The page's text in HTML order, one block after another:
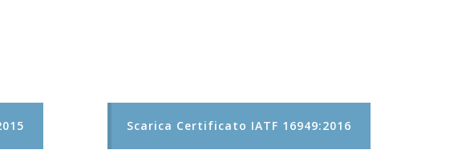
Scarica Certificato IATF 16949:2016